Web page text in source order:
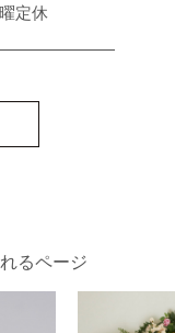
定休
るページ